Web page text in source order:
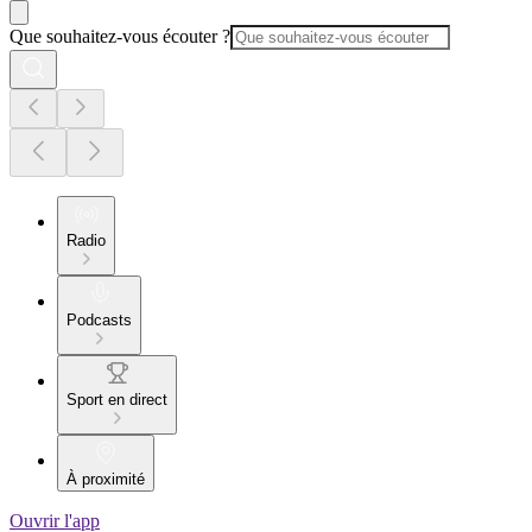
Que souhaitez-vous écouter ?
Radio
Podcasts
Sport en direct
À proximité
Ouvrir l'app